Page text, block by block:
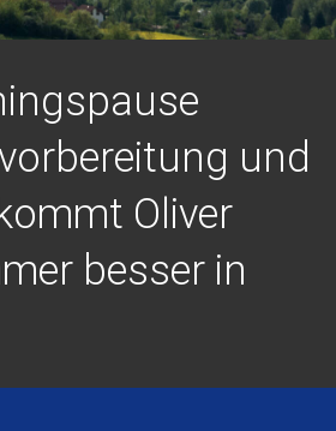
und
Oliver
besser in